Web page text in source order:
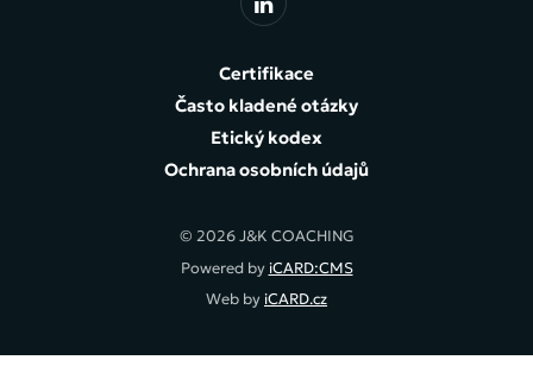
Certifikace
Často kladené otázky
Etický kodex
Ochrana osobních údajů
© 2026 J&K COACHING
Powered by iCARD:CMS
Web by iCARD.cz